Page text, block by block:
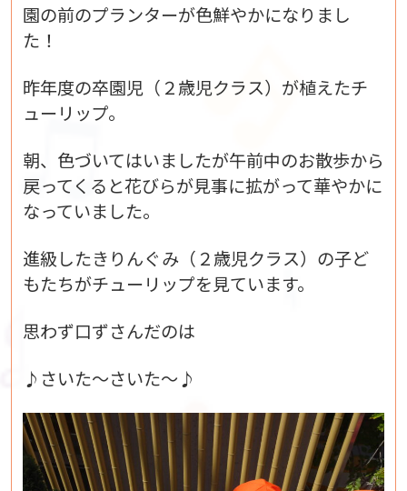
園の前のプランターが色鮮やかになりまし
た！
昨年度の卒園児（２歳児クラス）が植えたチ
ューリップ。
朝、色づいてはいましたが午前中のお散歩から
戻ってくると花びらが見事に拡がって華やかに
なっていました。
進級したきりんぐみ（２歳児クラス）の子ど
もたちがチューリップを見ています。
思わず口ずさんだのは
♪さいた～さいた～♪